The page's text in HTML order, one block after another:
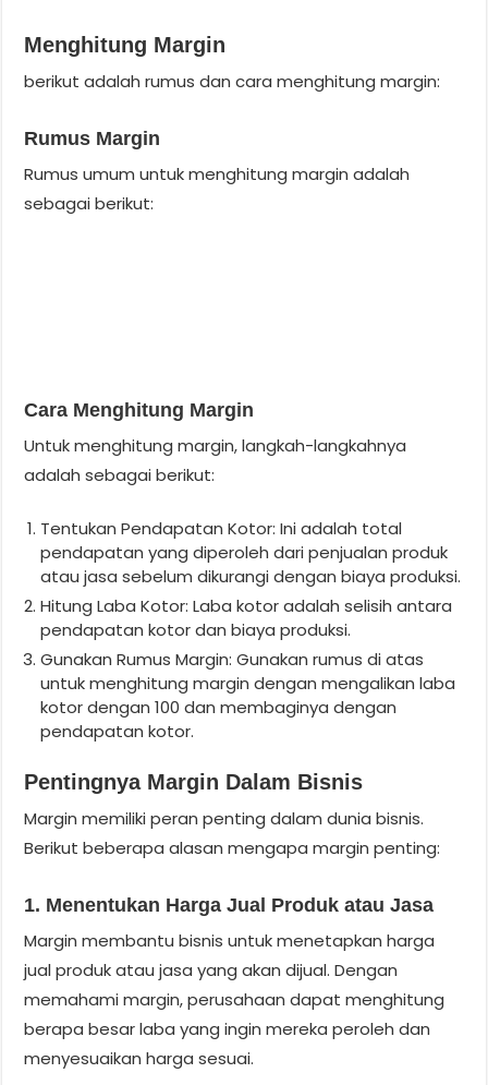
Menghitung Margin
berikut adalah rumus dan cara menghitung margin:
Rumus Margin
Rumus umum untuk menghitung margin adalah
sebagai berikut:
Cara Menghitung Margin
Untuk menghitung margin, langkah-langkahnya
adalah sebagai berikut:
Tentukan Pendapatan Kotor: Ini adalah total
pendapatan yang diperoleh dari penjualan produk
atau jasa sebelum dikurangi dengan biaya produksi.
Hitung Laba Kotor: Laba kotor adalah selisih antara
pendapatan kotor dan biaya produksi.
Gunakan Rumus Margin: Gunakan rumus di atas
untuk menghitung margin dengan mengalikan laba
kotor dengan 100 dan membaginya dengan
pendapatan kotor.
Pentingnya Margin Dalam Bisnis
Margin memiliki peran penting dalam dunia bisnis.
Berikut beberapa alasan mengapa margin penting:
1. Menentukan Harga Jual Produk atau Jasa
Margin membantu bisnis untuk menetapkan harga
jual produk atau jasa yang akan dijual. Dengan
memahami margin, perusahaan dapat menghitung
berapa besar laba yang ingin mereka peroleh dan
menyesuaikan harga sesuai.